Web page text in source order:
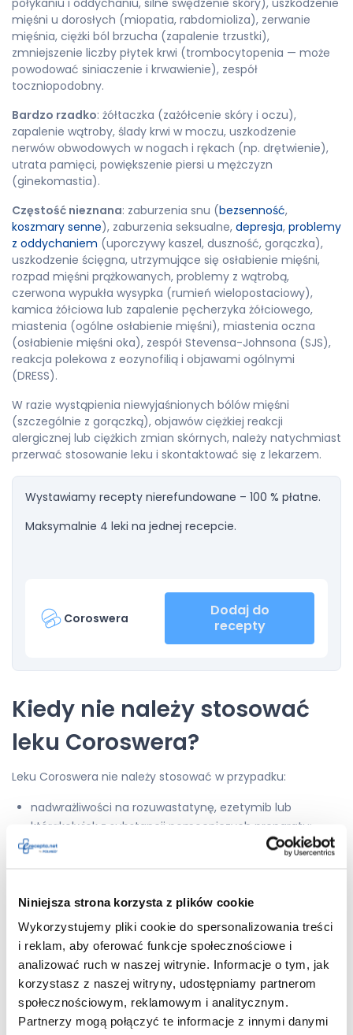
Niniejsza strona korzysta z plików cookie
Wykorzystujemy pliki cookie do spersonalizowania treści
i reklam, aby oferować funkcje społecznościowe i
analizować ruch w naszej witrynie. Informacje o tym, jak
korzystasz z naszej witryny, udostępniamy partnerom
społecznościowym, reklamowym i analitycznym.
Partnerzy mogą połączyć te informacje z innymi danymi
połykaniu i oddychaniu, silne swędzenie skóry), uszkodzenie
mięśni u dorosłych (miopatia, rabdomioliza), zerwanie
mięśnia, ciężki ból brzucha (zapalenie trzustki),
zmniejszenie liczby płytek krwi (trombocytopenia — może
powodować siniaczenie i krwawienie), zespół
toczniopodobny.
Bardzo rzadko: żółtaczka (zażółcenie skóry i oczu),
zapalenie wątroby, ślady krwi w moczu, uszkodzenie
nerwów obwodowych w nogach i rękach (np. drętwienie),
utrata pamięci, powiększenie piersi u mężczyzn
(ginekomastia).
Częstość nieznana: zaburzenia snu (bezsenność,
koszmary senne), zaburzenia seksualne, depresja, problemy
z oddychaniem (uporczywy kaszel, duszność, gorączka),
uszkodzenie ścięgna, utrzymujące się osłabienie mięśni,
rozpad mięśni prążkowanych, problemy z wątrobą,
czerwona wypukła wysypka (rumień wielopostaciowy),
kamica żółciowa lub zapalenie pęcherzyka żółciowego,
miastenia (ogólne osłabienie mięśni), miastenia oczna
(osłabienie mięśni oka), zespół Stevensa-Johnsona (SJS),
reakcja polekowa z eozynofilią i objawami ogólnymi
(DRESS).
W razie wystąpienia niewyjaśnionych bólów mięśni
(szczególnie z gorączką), objawów ciężkiej reakcji
alergicznej lub ciężkich zmian skórnych, należy natychmiast
przerwać stosowanie leku i skontaktować się z lekarzem.
Wystawiamy recepty nierefundowane – 100 % płatne.
Maksymalnie 4 leki na jednej recepcie.
Coroswera
Dodaj do
recepty
Kiedy nie należy stosować
leku Coroswera?
Leku Coroswera nie należy stosować w przypadku:
nadwrażliwości na rozuwastatynę, ezetymib lub
którąkolwiek z substancji pomocniczych preparatu;
czynnej choroby wątroby;
<30 ml/min);
miopatii — nawracających, niewyjaśnionych bólów
mięśni;
jednoczesnego stosowania skojarzenia
sofosbuwiru/welpataswiru/woksylaprewiru (leczenie
wirusowego zapalenia wątroby typu C);
jednoczesnego stosowania cyklosporyny.